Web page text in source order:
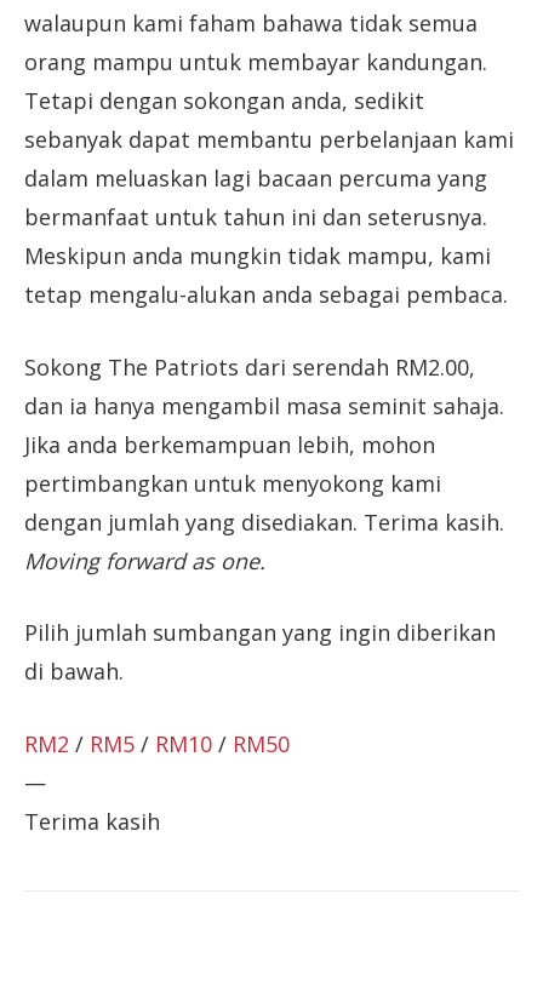
walaupun kami faham bahawa tidak semua
orang mampu untuk membayar kandungan.
Tetapi dengan sokongan anda, sedikit
sebanyak dapat membantu perbelanjaan kami
dalam meluaskan lagi bacaan percuma yang
bermanfaat untuk tahun ini dan seterusnya.
Meskipun anda mungkin tidak mampu, kami
tetap mengalu-alukan anda sebagai pembaca.
Sokong The Patriots dari serendah RM2.00,
dan ia hanya mengambil masa seminit sahaja.
Jika anda berkemampuan lebih, mohon
pertimbangkan untuk menyokong kami
dengan jumlah yang disediakan. Terima kasih.
Moving forward as one.
Pilih jumlah sumbangan yang ingin diberikan
di bawah.
RM2 / RM5 / RM10 / RM50
—
Terima kasih